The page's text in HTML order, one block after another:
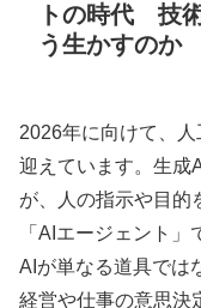
トの時代 技
う生かすのか
2026年に向けて、
迎えています。生成
が、人の指示や目的
「AIエージェント」
AIが単なる道具では
経営や仕事の意思決